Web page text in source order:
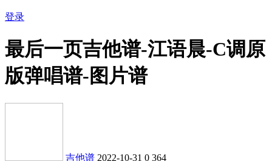
登录
最后一页吉他谱-江语晨-C调原
版弹唱谱-图片谱
吉他谱 2022-10-31 0 364